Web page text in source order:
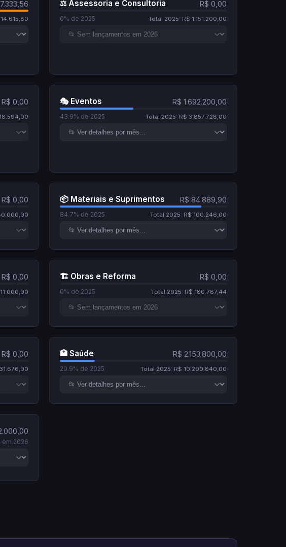
⚖️ Assessoria e Consultoria R$ 0,00
0% de 2025 Total 2025: R$ 1.151.200,00
R$ 0,00 🎭 Eventos R$ 1.692.200,00
43.9% de 2025 Total 2025: R$ 3.857.728,00
R$ 0,00 📦 Materiais e Suprimentos R$ 84.889,90
84.7% de 2025 Total 2025: R$ 100.246,00
R$ 0,00 🏗️ Obras e Reforma R$ 0,00
0% de 2025 Total 2025: R$ 180.767,44
R$ 0,00 🏥 Saúde R$ 2.153.800,00
20.9% de 2025 Total 2025: R$ 10.290.840,00
em 2026